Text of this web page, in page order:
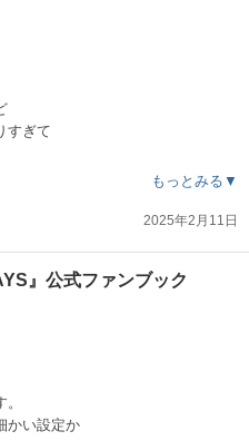
すぎて
もっとみる▼
2025年2月11日
』公式ファンブック
かい設定か